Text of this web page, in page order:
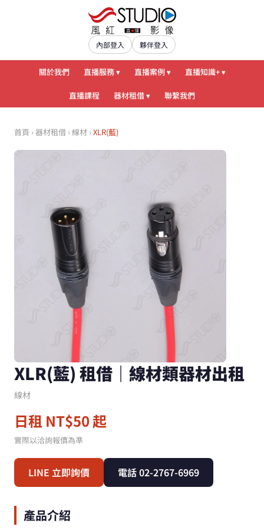
內部登入 夥伴登入
關於我們 直播服務 ▾ 直播案例 ▾ 直播知識+ ▾
直播課程 器材租借 ▾ 聯繫我們
首頁 ›器材租借 ›線材 ›XLR(藍)
XLR(藍) 租借｜線材類器材出租
線材
日租 NT$50 起
實際以洽詢報價為準
LINE 立即詢價 電話 02-2767-6969
產品介紹